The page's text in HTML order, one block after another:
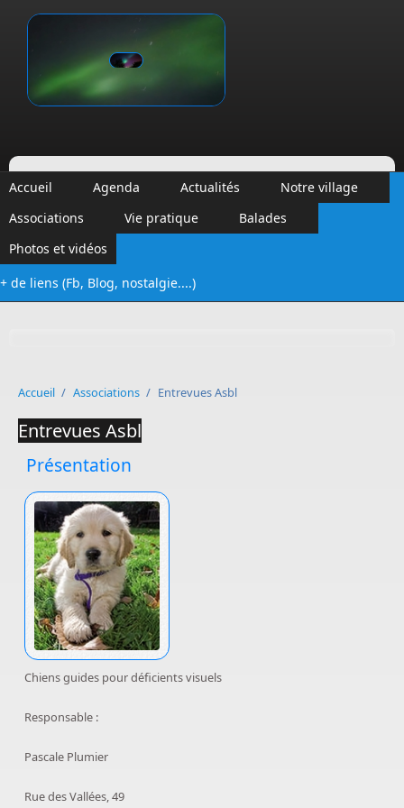
Vinalmont
Accueil Agenda Actualités
Notre village
Associations
Vie pratique
Balades
Photos et vidéos
+ de liens (Fb, Blog, nostalgie....)
Accueil / Associations / Entrevues Asbl
Entrevues Asbl
Présentation
Chiens guides pour déficients visuels
Responsable :
Pascale Plumier
Rue des Vallées, 49